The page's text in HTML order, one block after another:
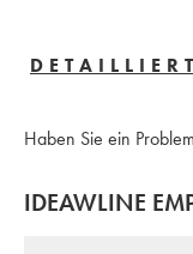
Haben Sie ein
IDEAWLINE